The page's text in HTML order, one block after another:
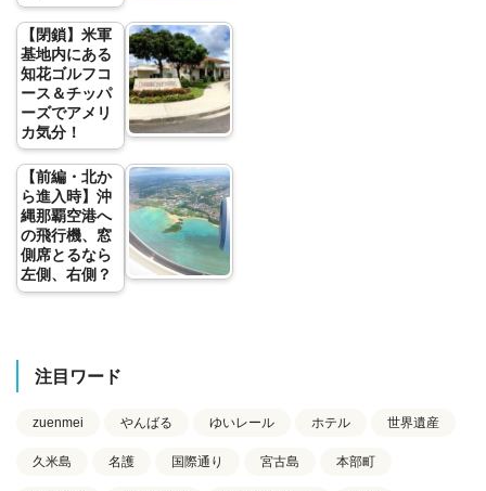
【閉鎖】米軍
基地内にある
知花ゴルフコ
ース＆チッパ
ーズでアメリ
カ気分！
【前編・北か
ら進入時】沖
縄那覇空港へ
の飛行機、窓
側席とるなら
左側、右側？
注目ワード
zuenmei やんばる ゆいレール ホテル 世界遺産
久米島 名護 国際通り 宮古島 本部町